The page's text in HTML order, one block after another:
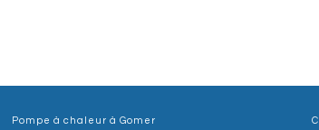
Pompe à chaleur à Gomer